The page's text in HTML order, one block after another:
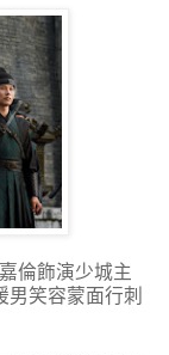
倫飾演少城主
笑容蒙面行刺